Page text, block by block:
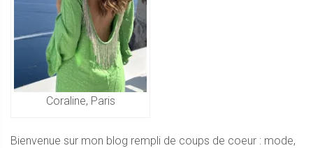
Coraline, Paris
Bienvenue sur mon blog rempli de coups de coeur : mode,